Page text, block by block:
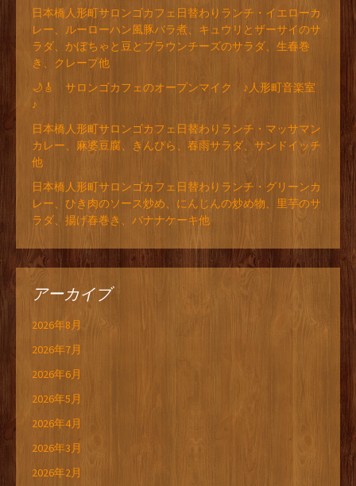
日本橋人形町サロンゴカフェ日替わりランチ・イエローカ
レー、ルーローハン風豚バラ煮、キュウリとザーサイのサ
ラダ、かぼちゃと豆とブラウンチーズのサラダ、生春巻
き、クレープ他
🌙🎸 サロンゴカフェのオープンマイク ♪人形町音楽室
♪
日本橋人形町サロンゴカフェ日替わりランチ・マッサマン
カレー、麻婆豆腐、きんぴら、春雨サラダ、サンドイッチ
他
日本橋人形町サロンゴカフェ日替わりランチ・グリーンカ
レー、ひき肉のソース炒め、にんじんの炒め物、里芋のサ
ラダ、揚げ春巻き、バナナケーキ他
アーカイブ
2026年8月
2026年7月
2026年6月
2026年5月
2026年4月
2026年3月
2026年2月